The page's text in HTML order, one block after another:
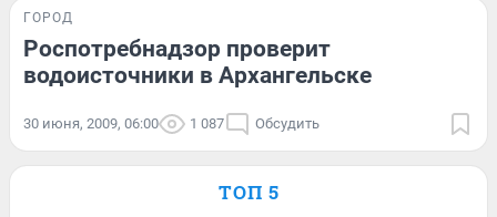
ГОРОД
Роспотребнадзор проверит
водоисточники в Архангельске
30 июня, 2009, 06:00 1 087 Обсудить
ТОП 5